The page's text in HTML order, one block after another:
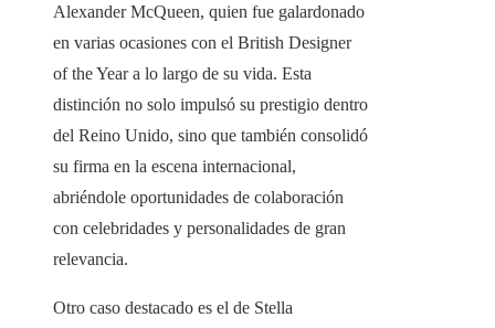
Alexander McQueen, quien fue galardonado
en varias ocasiones con el British Designer
of the Year a lo largo de su vida. Esta
distinción no solo impulsó su prestigio dentro
del Reino Unido, sino que también consolidó
su firma en la escena internacional,
abriéndole oportunidades de colaboración
con celebridades y personalidades de gran
relevancia.
Otro caso destacado es el de Stella